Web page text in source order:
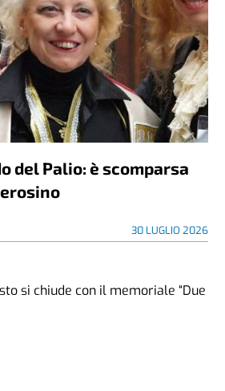
del Palio: è scomparsa
30 LUGLIO 2026